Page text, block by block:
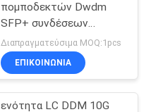
πομποδεκτών Dwdm
SFP+ συνδέσεων
δύναμης της Cisco SFP
10G 100KM 26db
Διαπραγματεύσιμα MOQ:1pcs
ΕΠΙΚΟΙΝΩΝΙΑ
ενότητα LC DDM 10G